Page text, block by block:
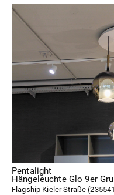
Pentalight
Hängeleuchte Glo 9er
Flagship Kieler Straße (